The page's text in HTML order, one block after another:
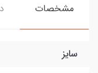
مشخصات
سایز